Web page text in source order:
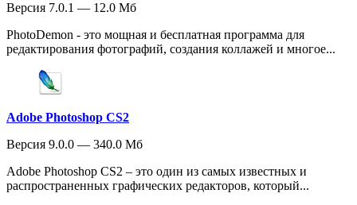
Версия 7.0.1 — 12.0 Мб
PhotoDemon - это мощная и бесплатная программа для
редактирования фотографий, создания коллажей и многое...
Adobe Photoshop CS2
Версия 9.0.0 — 340.0 Мб
Adobe Photoshop CS2 – это один из самых известных и
распространенных графических редакторов, который...